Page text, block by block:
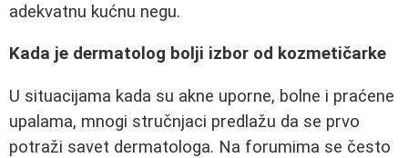
adekvatnu kućnu negu.
Kada je dermatolog bolji izbor od kozmetičarke
U situacijama kada su akne uporne, bolne i praćene
upalama, mnogi stručnjaci predlažu da se prvo
potraži savet dermatologa. Na forumima se često